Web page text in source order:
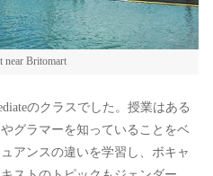
near Britomart
のクラスでした。授業はある
グラマーを知っていることをベ
アンスの違いを学習し、ボキャ